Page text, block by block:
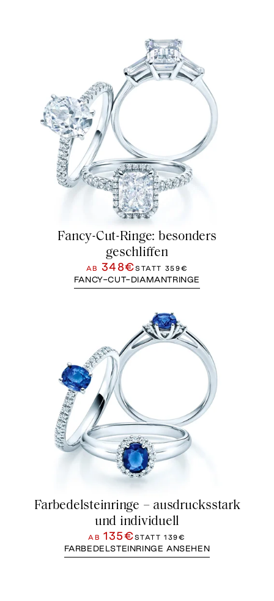
Fancy-Cut-Ringe: besonders
geschliffen
AB 348€STATT 359€
FANCY-CUT-DIAMANTRINGE
Farbedelsteinringe – ausdrucksstark
und individuell
AB 135€STATT139€
FARBEDELSTEINRINGE ANSEHEN